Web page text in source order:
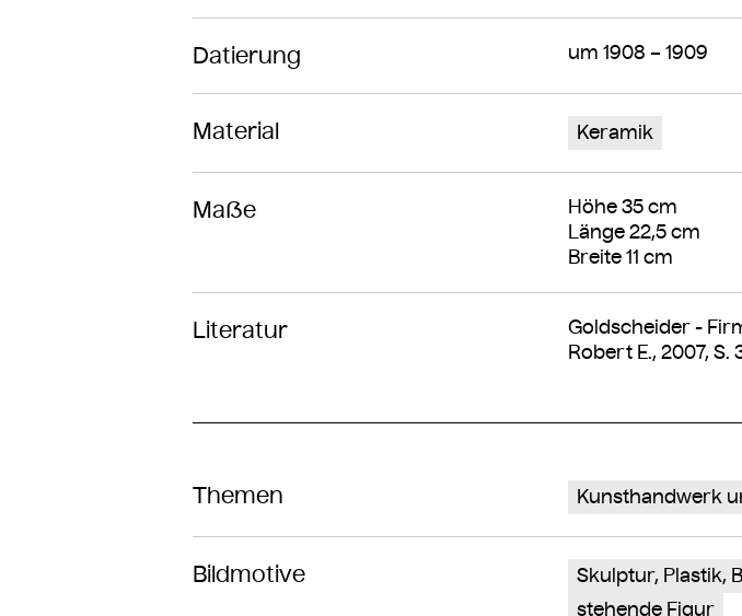
Datierung um 1908 – 1909
Material Keramik
Maße
Höhe 35 cm
Länge 22,5 cm
Breite 11 cm
Literatur
Goldscheider -
Robert E., 2007, S.
Themen Kunsthandwerk
Bildmotive Skulptur, Plastik,
stehende Figur